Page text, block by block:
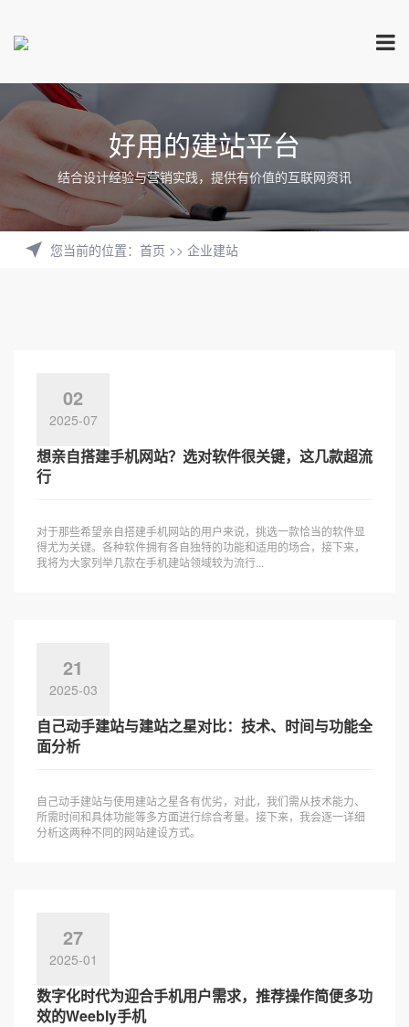
好用的建站平台
结合设计经验与营销实践，提供有价值的互联网资讯
您当前的位置： 首页 >> 企业建站
02
2025-07
想亲自搭建手机网站？选对软件很关键，这几款超流
行
对于那些希望亲自搭建手机网站的用户来说，挑选一款恰当的软件显
得尤为关键。各种软件拥有各自独特的功能和适用的场合，接下来，
我将为大家列举几款在手机建站领域较为流行...
21
2025-03
自己动手建站与建站之星对比：技术、时间与功能全
面分析
自己动手建站与使用建站之星各有优劣，对此，我们需从技术能力、
所需时间和具体功能等多方面进行综合考量。接下来，我会逐一详细
分析这两种不同的网站建设方式。
27
2025-01
数字化时代为迎合手机用户需求，推荐操作简便多功
效的Weebly手机